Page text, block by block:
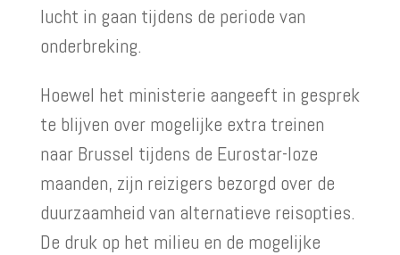
lucht in gaan tijdens de periode van
onderbreking.
Hoewel het ministerie aangeeft in gesprek
te blijven over mogelijke extra treinen
naar Brussel tijdens de Eurostar-loze
maanden, zijn reizigers bezorgd over de
duurzaamheid van alternatieve reisopties.
De druk op het milieu en de mogelijke